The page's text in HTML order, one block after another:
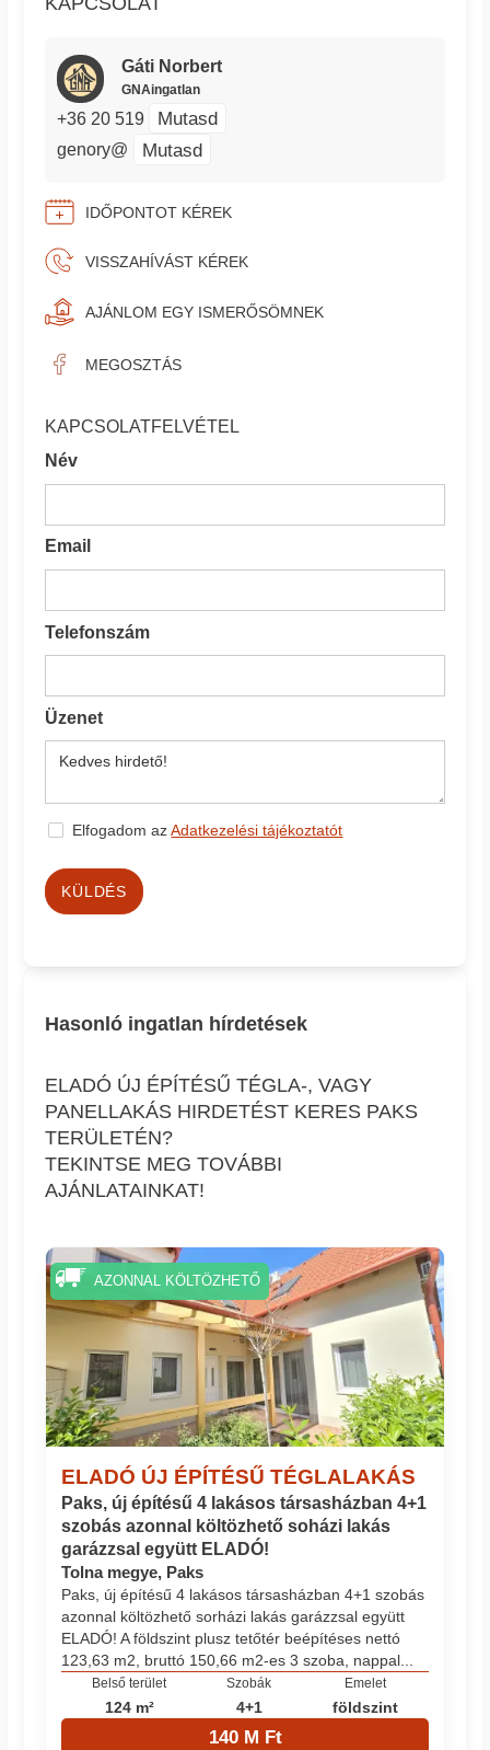
Gáti Norbert
GNAingatlan
+36 20 519 Mutasd
genory@ Mutasd
IDŐPONTOT KÉREK
VISSZAHÍVÁST KÉREK
AJÁNLOM EGY ISMERŐSÖMNEK
MEGOSZTÁS
KAPCSOLATFELVÉTEL
Név
Email
Telefonszám
Üzenet
Elfogadom azAdatkezelési tájékoztatót
KÜLDÉS
Hasonló ingatlan hírdetések
ELADÓ ÚJ ÉPÍTÉSŰ TÉGLA-, VAGY
PANELLAKÁS HIRDETÉST KERES PAKS
TERÜLETÉN?
TEKINTSE MEG TOVÁBBI
AJÁNLATAINKAT!
ELADÓ ÚJ ÉPÍTÉSŰ TÉGLALAKÁS
Paks, új építésű 4 lakásos társasházban 4+1
szobás azonnal költözhető soházi lakás
garázzsal együtt ELADÓ!
Tolna megye, Paks
Paks, új építésű 4 lakásos társasházban 4+1 szobás
azonnal költözhető sorházi lakás garázzsal együtt
ELADÓ! A földszint plusz tetőtér beépítéses nettó
123,63 m2, bruttó 150,66 m2-es 3 szoba, nappal...
Belső terület
124 m²
Szobák
4+1
Emelet
földszint
140 M Ft
AZONNAL KÖLTÖZHETŐ